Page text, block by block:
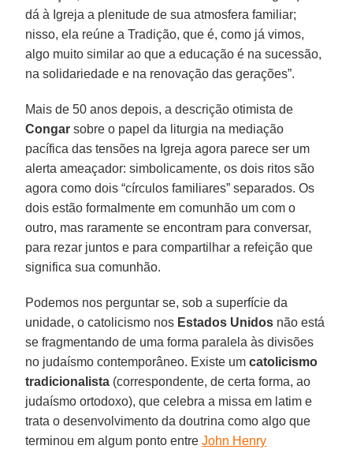
dá à Igreja a plenitude de sua atmosfera familiar;
nisso, ela reúne a Tradição, que é, como já vimos,
algo muito similar ao que a educação é na sucessão,
na solidariedade e na renovação das gerações”.
Mais de 50 anos depois, a descrição otimista de
Congar sobre o papel da liturgia na mediação
pacífica das tensões na Igreja agora parece ser um
alerta ameaçador: simbolicamente, os dois ritos são
agora como dois “círculos familiares” separados. Os
dois estão formalmente em comunhão um com o
outro, mas raramente se encontram para conversar,
para rezar juntos e para compartilhar a refeição que
significa sua comunhão.
Podemos nos perguntar se, sob a superfície da
unidade, o catolicismo nos Estados Unidos não está
se fragmentando de uma forma paralela às divisões
no judaísmo contemporâneo. Existe umcatolicismo
tradicionalista (correspondente, de certa forma, ao
judaísmo ortodoxo), que celebra a missa em latim e
trata o desenvolvimento da doutrina como algo que
terminou em algum ponto entreJohn Henry